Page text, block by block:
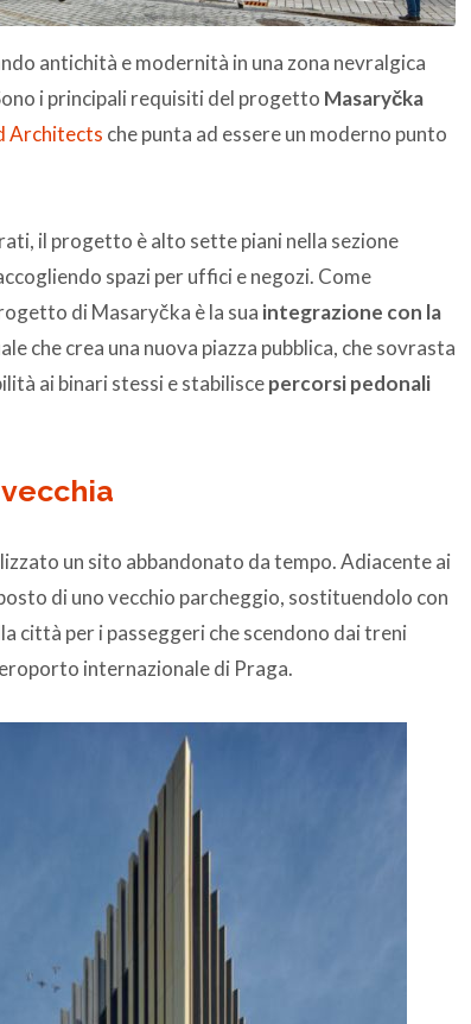
antichità e modernità in una zona nevralgica
i principali requisiti del progetto Masaryčka
Architects che punta ad essere un moderno punto
il progetto è alto sette piani nella sezione
spazi per uffici e negozi. Come
di Masaryčka è la sua integrazione con la
che crea una nuova piazza pubblica, che sovrasta
ai binari stessi e stabiliscepercorsi pedonali
un sito abbandonato da tempo. Adiacente ai
di uno vecchio parcheggio, sostituendolo con
città per i passeggeri che scendono dai treni
internazionale di Praga.